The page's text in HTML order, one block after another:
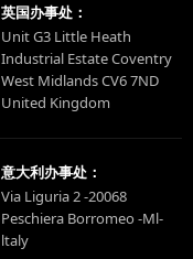
英国办事处：
Unit G3 Little Heath
Industrial Estate Coventry
West Midlands CV6 7ND
United Kingdom
意大利办事处：
Via Liguria 2 -20068
Peschiera Borromeo -Ml-
ltaly